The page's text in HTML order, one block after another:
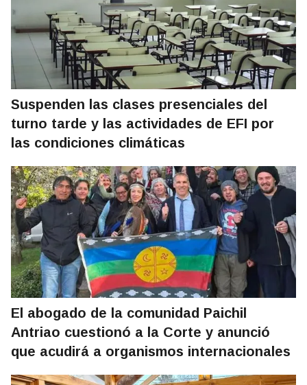
Suspenden las clases presenciales del
turno tarde y las actividades de EFI por
las condiciones climáticas
El abogado de la comunidad Paichil
Antriao cuestionó a la Corte y anunció
que acudirá a organismos internacionales